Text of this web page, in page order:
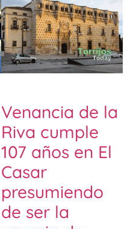
Venancia de la
Riva cumple
107 años en El
Casar
presumiendo
de ser la